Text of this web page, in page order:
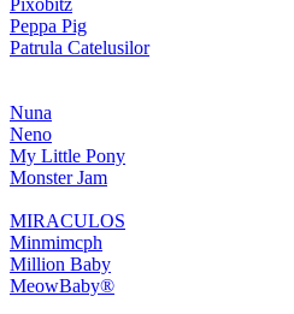
Peppa Pig
Patrula Catelusilor
Nuna
Neno
My Little Pony
Monster Jam
MIRACULOS
Minmimcph
Million Baby
MeowBaby®